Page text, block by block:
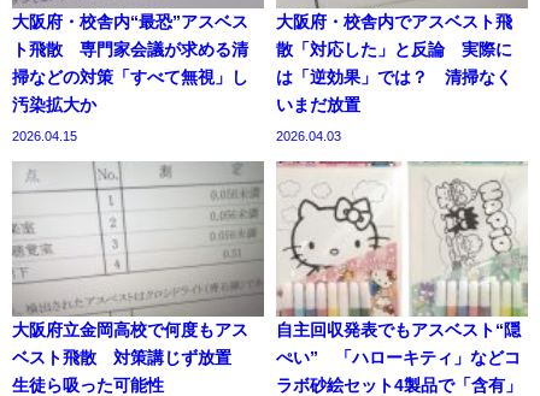
大阪府・校舎内“最恐”アスベス
ト飛散 専門家会議が求める清
掃などの対策「すべて無視」し
汚染拡大か
2026.04.15
大阪府・校舎内でアスベスト飛
散「対応した」と反論 実際に
は「逆効果」では？ 清掃なく
いまだ放置
2026.04.03
大阪府立金岡高校で何度もアス
ベスト飛散 対策講じず放置
生徒ら吸った可能性
自主回収発表でもアスベスト“隠
ぺい” 「ハローキティ」などコ
ラボ砂絵セット4製品で「含有」